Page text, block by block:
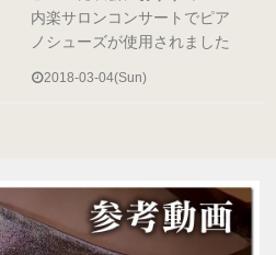
内楽サロンコンサートでピア
ノシューズが使用されました
2018-03-04(Sun)